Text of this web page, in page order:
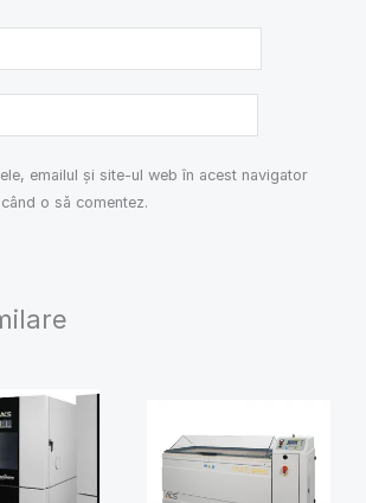
emailul și site-ul web în acest navigator
o să comentez.